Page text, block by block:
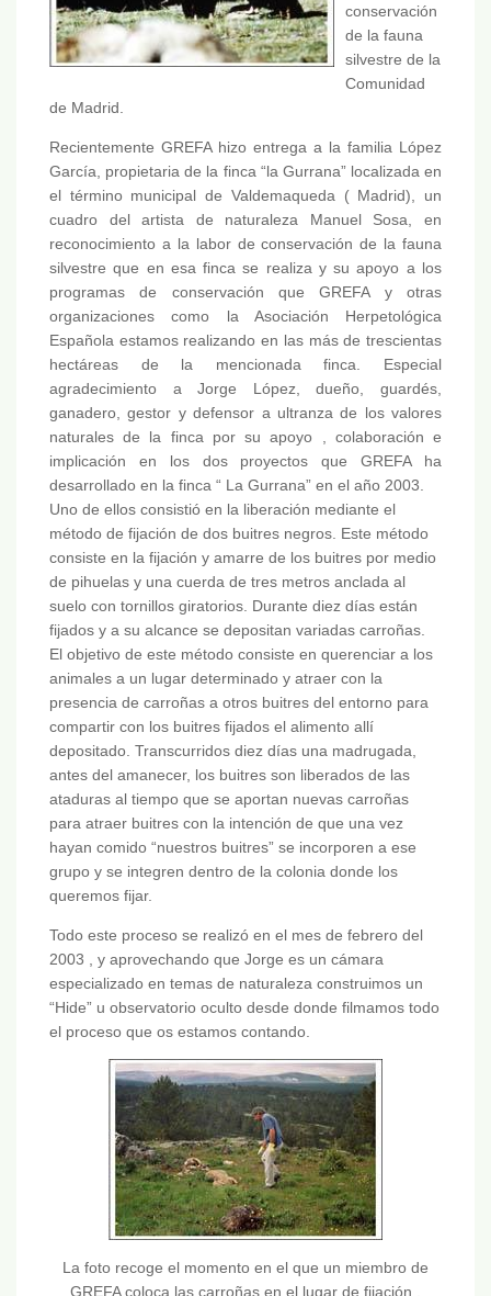
conservación
de la fauna
silvestre de la
Comunidad
de Madrid.
Recientemente GREFA hizo entrega a la familia López
García, propietaria de la finca “la Gurrana” localizada en
el término municipal de Valdemaqueda ( Madrid), un
cuadro del artista de naturaleza Manuel Sosa, en
reconocimiento a la labor de conservación de la fauna
silvestre que en esa finca se realiza y su apoyo a los
programas de conservación que GREFA y otras
organizaciones como la Asociación Herpetológica
Española estamos realizando en las más de trescientas
hectáreas de la mencionada finca. Especial
agradecimiento a Jorge López, dueño, guardés,
ganadero, gestor y defensor a ultranza de los valores
naturales de la finca por su apoyo , colaboración e
implicación en los dos proyectos que GREFA ha
desarrollado en la finca “ La Gurrana” en el año 2003.
Uno de ellos consistió en la liberación mediante el
método de fijación de dos buitres negros. Este método
consiste en la fijación y amarre de los buitres por medio
de pihuelas y una cuerda de tres metros anclada al
suelo con tornillos giratorios. Durante diez días están
fijados y a su alcance se depositan variadas carroñas.
El objetivo de este método consiste en querenciar a los
animales a un lugar determinado y atraer con la
presencia de carroñas a otros buitres del entorno para
compartir con los buitres fijados el alimento allí
depositado. Transcurridos diez días una madrugada,
antes del amanecer, los buitres son liberados de las
ataduras al tiempo que se aportan nuevas carroñas
para atraer buitres con la intención de que una vez
hayan comido “nuestros buitres” se incorporen a ese
grupo y se integren dentro de la colonia donde los
queremos fijar.
Todo este proceso se realizó en el mes de febrero del
2003 , y aprovechando que Jorge es un cámara
especializado en temas de naturaleza construimos un
“Hide” u observatorio oculto desde donde filmamos todo
el proceso que os estamos contando.
La foto recoge el momento en el que un miembro de
GREFA coloca las carroñas en el lugar de fijación .